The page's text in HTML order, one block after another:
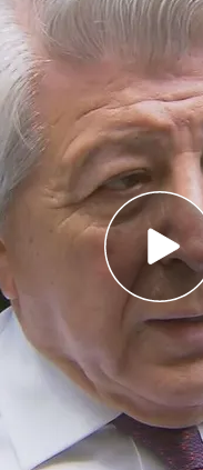
en el
en el Metropolitano
movimientos del
por el final de